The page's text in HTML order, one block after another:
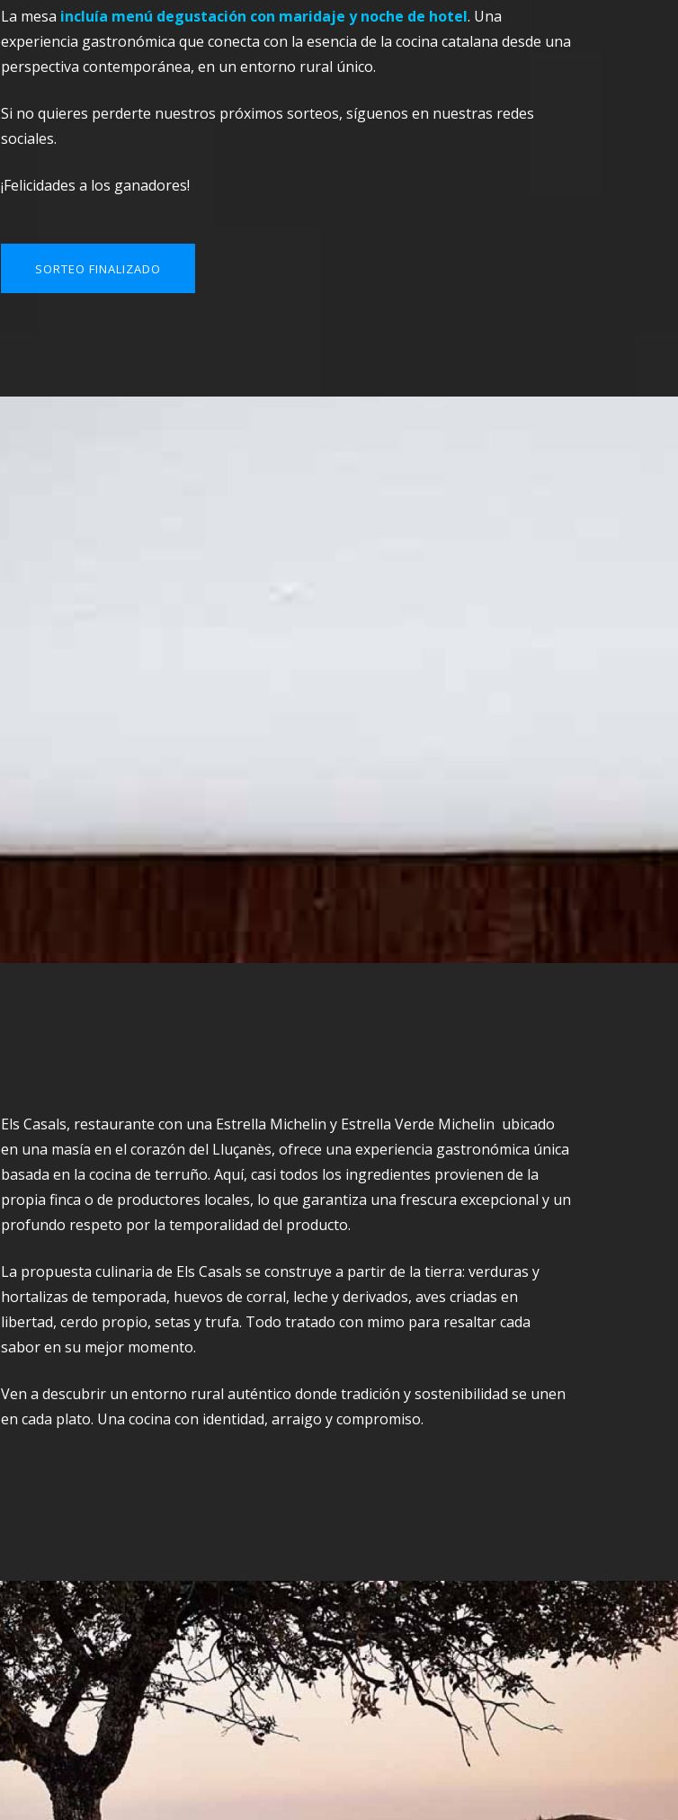
La mesa incluía menú degustación con maridaje y noche de hotel. Una
experiencia gastronómica que conecta con la esencia de la cocina catalana desde una
perspectiva contemporánea, en un entorno rural único.
Si no quieres perderte nuestros próximos sorteos, síguenos en nuestras redes
sociales.
¡Felicidades a los ganadores!
SORTEO FINALIZADO
Els Casals, restaurante con una Estrella Michelin y Estrella Verde Michelin ubicado
en una masía en el corazón del Lluçanès, ofrece una experiencia gastronómica única
basada en la cocina de terruño. Aquí, casi todos los ingredientes provienen de la
propia finca o de productores locales, lo que garantiza una frescura excepcional y un
profundo respeto por la temporalidad del producto.
La propuesta culinaria de Els Casals se construye a partir de la tierra: verduras y
hortalizas de temporada, huevos de corral, leche y derivados, aves criadas en
libertad, cerdo propio, setas y trufa. Todo tratado con mimo para resaltar cada
sabor en su mejor momento.
Ven a descubrir un entorno rural auténtico donde tradición y sostenibilidad se unen
en cada plato. Una cocina con identidad, arraigo y compromiso.